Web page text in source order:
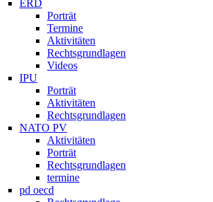
ERD
Porträt
Termine
Aktivitäten
Rechtsgrundlagen
Videos
IPU
Porträt
Aktivitäten
Rechtsgrundlagen
NATO PV
Aktivitäten
Porträt
Rechtsgrundlagen
termine
pd oecd